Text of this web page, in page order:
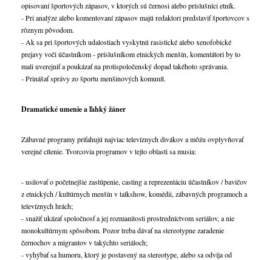
opisovaní športových zápasov, v ktorých sú černosi alebo príslušníci etník.
- Pri analýze alebo komentovaní zápasov majú redaktori predstaviť športovcov s
rôznym pôvodom.
- Ak sa pri športových udalostiach vyskytnú rasistické alebo xenofobické
prejavy voči účastníkom - príslušníkom etnických menšín, komentátori by to
mali uverejniť a poukázať na protispoločenský dopad takéhoto správania.
- Prinášať správy zo športu menšinových komunít.
Dramatické umenie a ľahký žáner
Zábavné programy priťahujú najviac televíznych divákov a môžu ovplyvňovať
verejné cítenie. Tvorcovia programov v tejto oblasti sa musia:
- usilovať o početnejšie zastúpenie, casting a reprezentáciu účastníkov / bavičov
z etnických / kultúrnych menšín v talkshow, komédii, zábavných programoch a
televíznych hrách;
- snažiť ukázať spoločnosť a jej rozmanitosti prostredníctvom seriálov, a nie
monokultúrnym spôsobom. Pozor treba dávať na stereotypne zaradenie
černochov a migrantov v takýchto seriáloch;
- vyhýbať sa humoru, ktorý je postavený na stereotype, alebo sa odvíja od